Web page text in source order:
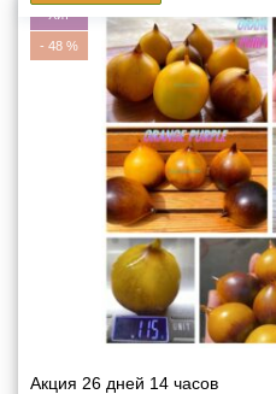
Хит
-48%
Акция 26 дней 14 часов